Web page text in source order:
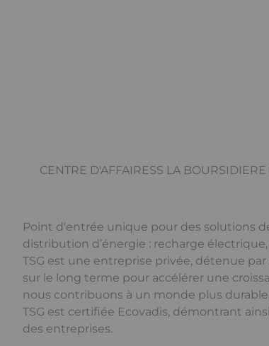
CENTRE D'AFFAIRESS LA
Point d'entrée unique pour des solutions
distribution d’énergie : recharge
TSG est une entreprise privée, détenue
sur le long terme pour accélérer une
nous contribuons à un monde plus durable.
TSG est certifiée Ecovadis, démontrant
des entreprises.